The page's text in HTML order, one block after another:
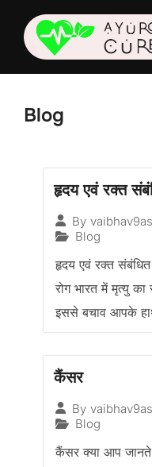
Blog
हृदय एवं रक्त
By vaibhav9as
Blog
हृदय एवं रक्त
रोग भारत में मृत्यु
इससे बचाव आपके
कैंसर
By vaibhav9as
Blog
कैंसर क्या आप